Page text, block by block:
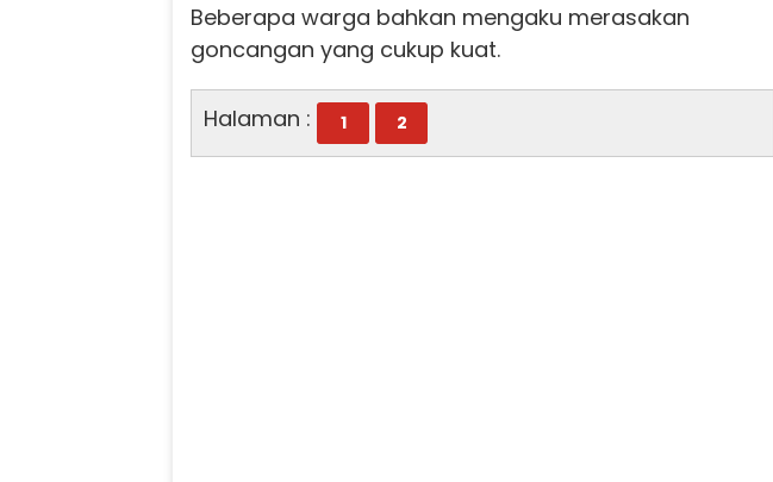
Beberapa warga bahkan mengaku merasakan
goncangan yang cukup kuat.
Halaman : 1 2